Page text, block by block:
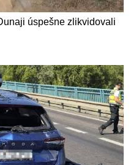
úspešne zlikvidovali